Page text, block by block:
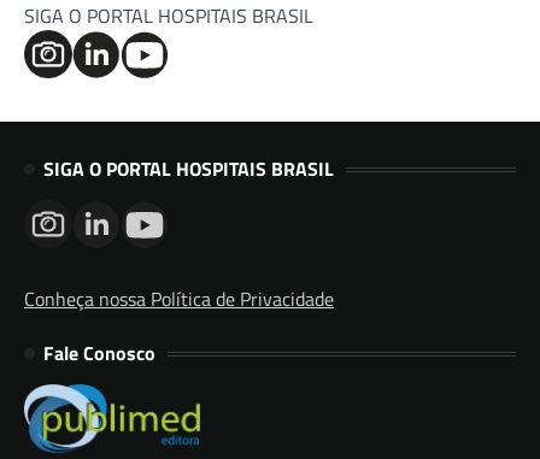
SIGA O PORTAL HOSPITAIS BRASIL
SIGA O PORTAL HOSPITAIS BRASIL
Conheça nossa Política de Privacidade
Fale Conosco